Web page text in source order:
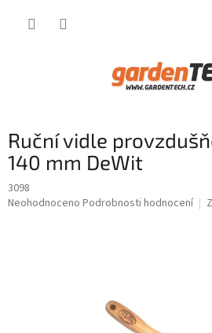
Ruční vidle
140 mm DeWit
3098
Průměrné
Neohodnoceno Podrobnosti hodnocení